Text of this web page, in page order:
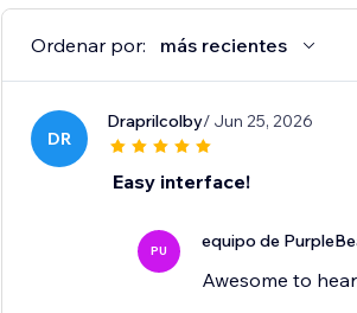
Ordenar por: más recientes
DR
Draprilcolby/ Jun 25, 2026
Easy interface!
PU equipo de
Awesome to